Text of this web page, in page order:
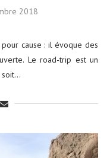
2018
cause : il évoque des
Le road-trip est un
soit…